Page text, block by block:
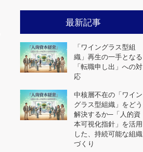
対象プログラム
最新記事
「ワイングラス型組
織」再生の一手となる
「転職申し出」への対
応
中核層不在の「ワイン
グラス型組織」をどう
解決するか─「人的資
本可視化指針」を活用
した、持続可能な組織
づくり